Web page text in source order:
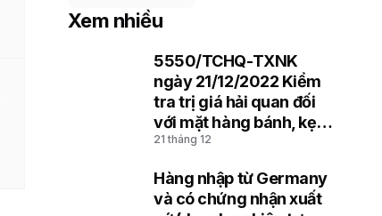
Xem nhiều
5550/TCHQ-TXNK
ngày 21/12/2022 Kiểm
tra trị giá hải quan đối
với mặt hàng bánh, kẹo
nhập khẩu
21 tháng 12
Hàng nhập từ Germany
và có chứng nhận xuất